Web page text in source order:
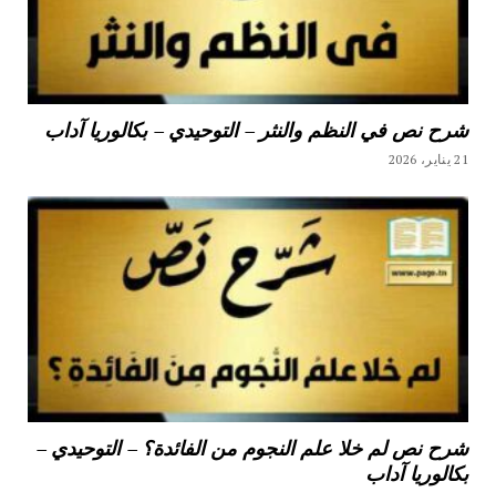
شرح نص في النظم والنثر – التوحيدي – بكالوريا آداب
21 يناير، 2026
شرح نص لم خلا علم النجوم من الفائدة؟ – التوحيدي –
بكالوريا آداب